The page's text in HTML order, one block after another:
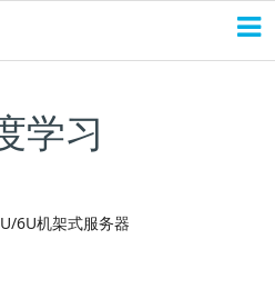
学习
6U机架式服务器